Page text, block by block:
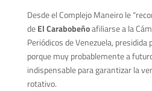
Desde el Complejo Maneiro le
deEl Carabobeñoafiliarse a la
Periódicos de Venezuela, presidida
porque muy probablemente a
indispensable para garantizar la
rotativo.